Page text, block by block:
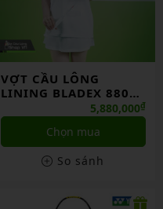
VỢT CẦU LÔNG
LINING BLADEX 880
SHIDA 2026 CHÍNH
HÃNG
5,880,000₫
Chọn mua
So sánh